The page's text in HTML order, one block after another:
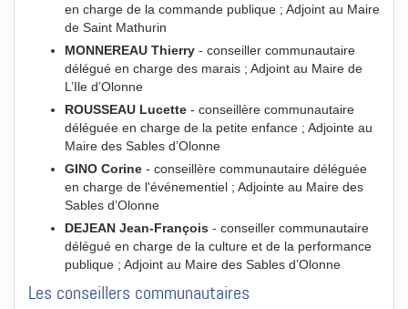
en charge de la commande publique ; Adjoint au Maire
de Saint Mathurin
MONNEREAU Thierry - conseiller communautaire
délégué en charge des marais ; Adjoint au Maire de
L’Ile d’Olonne
ROUSSEAU Lucette - conseillère communautaire
déléguée en charge de la petite enfance ; Adjointe au
Maire des Sables d’Olonne
GINO Corine - conseillère communautaire déléguée
en charge de l'événementiel ; Adjointe au Maire des
Sables d’Olonne
DEJEAN Jean-François - conseiller communautaire
délégué en charge de la culture et de la performance
publique ; Adjoint au Maire des Sables d’Olonne
Les conseillers communautaires